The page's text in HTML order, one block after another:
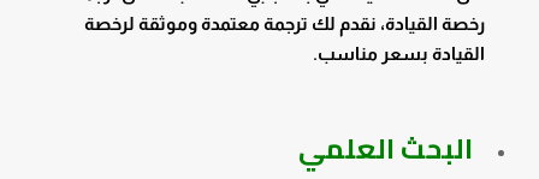
رخصة القيادة، نقدم لك ترجمة معتمدة وموثقة لرخصة
القيادة بسعر مناسب.
البحث العلمي